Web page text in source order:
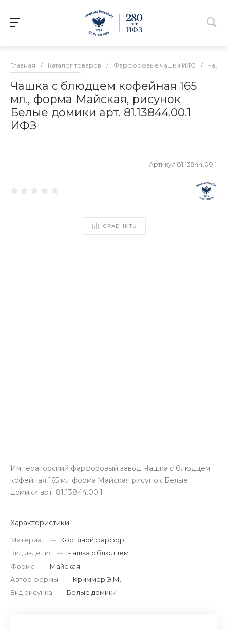
Главная / Каталог товаров / Фарфоровые чашки ИФЗ /
Чашка с блюдцем кофейная 165
мл., форма Майская, рисунок
Белые домики арт. 81.13844.00.1
ИФЗ
Артикул 81.13844.00.1
СРАВНИТЬ
Императорский фарфоровый завод Чашка с блюдцем
кофейная 165 мл форма Майская рисунок Белые
домики арт. 81.13844.00.1
Характеристики
Материал — Костяной фарфор
Вид изделия — Чашка с блюдцем
Форма — Майская
Автор формы — Криммер Э.М.
Вид рисунка — Белые домики